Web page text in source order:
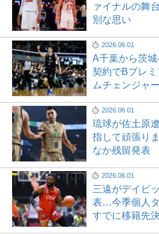
ァイナルの舞
別な思い
2026.06.01
A千葉から茨
契約でBプレ
ムチェンジャー
2026.06.01
琉球が佐土原
指して頑張り
なか残留発表
2026.06.01
三遠がデイビ
表…今季個人タ
すでに移籍先